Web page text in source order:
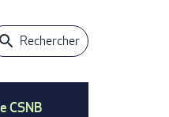
Rechercher
CSNB